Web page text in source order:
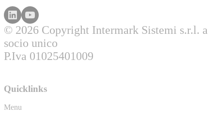
© 2026 Copyright Intermark Sistemi s.r.l. a
socio unico
P.Iva 01025401009
Quicklinks
Menu